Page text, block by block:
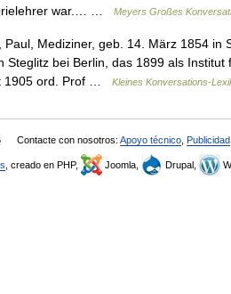
war.… …
Meyers Großes
Mediziner, geb. 14. März 1854 in
Steglitz bei Berlin, das 1899 als
1905 ord. Prof …
Kleines Konversations-
Contacte con nosotros: Apoyo técnico Publicidad
, creado en PHP, Joomla, Drupal,